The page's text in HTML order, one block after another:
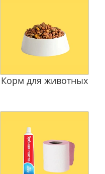
Корм для животных